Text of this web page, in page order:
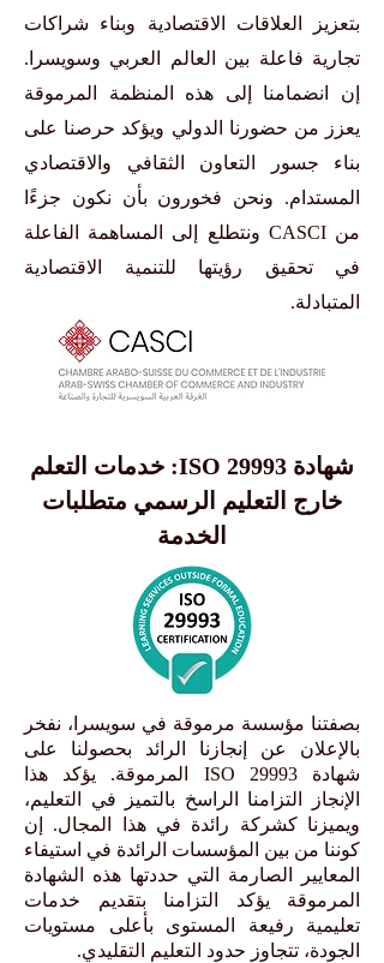
بتعزيز العلاقات الاقتصادية وبناء شراكات
تجارية فاعلة بين العالم العربي وسويسرا.
إن انضمامنا إلى هذه المنظمة المرموقة
يعزز من حضورنا الدولي ويؤكد حرصنا على
بناء جسور التعاون الثقافي والاقتصادي
المستدام. ونحن فخورون بأن نكون جزءًا
من CASCI ونتطلع إلى المساهمة الفاعلة
في تحقيق رؤيتها للتنمية الاقتصادية
المتبادلة.
شهادة ISO 29993: خدمات التعلم
خارج التعليم الرسمي متطلبات
الخدمة
بصفتنا مؤسسة مرموقة في سويسرا، نفخر
بالإعلان عن إنجازنا الرائد بحصولنا على
شهادة ISO 29993 المرموقة. يؤكد هذا
الإنجاز التزامنا الراسخ بالتميز في التعليم،
ويميزنا كشركة رائدة في هذا المجال. إن
كوننا من بين المؤسسات الرائدة في استيفاء
المعايير الصارمة التي حددتها هذه الشهادة
المرموقة يؤكد التزامنا بتقديم خدمات
تعليمية رفيعة المستوى بأعلى مستويات
الجودة، تتجاوز حدود التعليم التقليدي.